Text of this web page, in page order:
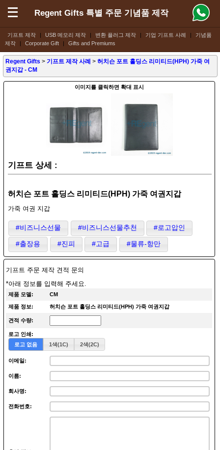
기프트 제작 | USB 메모리 제작 | 변환 플러그 제작 | 기업 기프트 사례 |
기념품
제작
| Corporate Gift | Gifts and Premiums
Regent Gifts 특별 주문 기념품 제작
Regent Gifts >기프트 제작 사례 >허치슨 포트 홀딩스 리미티드(HPH) 가죽 여
권지갑 - CM
이미지를 클릭하면 확대 표시
기프트 상세 :
허치슨 포트 홀딩스 리미티드(HPH) 가죽 여권지갑
가죽 여권 지갑
#비즈니스선물 #비즈니스선물추천 #로고압인
#출장용 #진피 #고급 #물류-항만
기프트 주문 제작 견적 문의
*아래 정보를 입력해 주세요.
제품 모델: CM
제품 정보: 허치슨 포트 홀딩스 리미티드(HPH) 가죽 여권지갑
견적 수량:
로고 인쇄:
로고 없음
1색(1C) 2색(2C)
이메일:
이름:
회사명:
전화번호: